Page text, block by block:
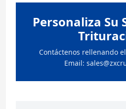
Personaliza Su
Contáctenos rellenando
Email: